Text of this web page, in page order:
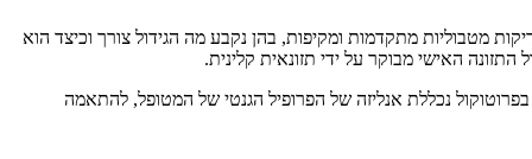
מטבוליות מתקדמות ומקיפות, בהן נקבע מה הגידול צורך וכיצד הוא
האישי מבוקר על ידי תזונאית קלינית.
נכללת אנליזה של הפרופיל הגנטי של המטופל, להתאמה